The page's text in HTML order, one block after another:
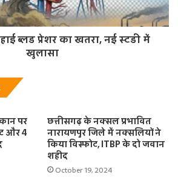
ब्लड प्रेशर का खतरा, नई स्टडी में
खुलासा
पर
और 4
छत्तीसगढ़ के नक्सल प्रभावित
नारायणपुर जिले में नक्सलियों ने
किया विस्फोट, ITBP के दो जवान
शहीद
October 19, 2024